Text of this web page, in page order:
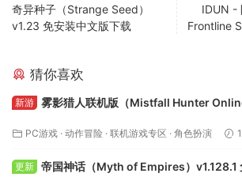
奇异种子（Strange Seed）
v1.23 免安装中文版下载
IDUN -
Frontline
猜你喜欢
新游 雾影猎人联机版（Mistfall Hunter
PC游戏 · 动作冒险 · 联机游戏专区 · 角色扮演
更新 帝国神话（Myth of Empires）v1.128.1